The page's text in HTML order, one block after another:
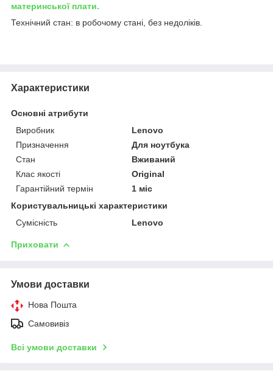
материнської плати.
Технічний стан: в робочому стані, без недоліків.
Характеристики
Основні атрибути
Виробник
Lenovo
Призначення
Для ноутбука
Стан
Вживаний
Клас якості
Original
Гарантійний термін
1 міс
Користувальницькі характеристики
Сумісність
Lenovo
Приховати
Умови доставки
Нова Пошта
Самовивіз
Всі умови доставки